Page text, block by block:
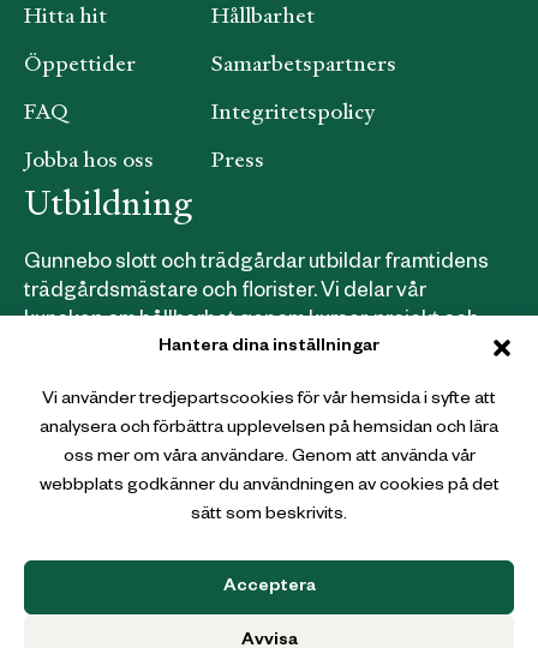
Hantera dina inställningar
Vi använder tredjepartscookies för vår hemsida i syfte att
analysera och förbättra upplevelsen på hemsidan och lära
oss mer om våra användare. Genom att använda vår
webbplats godkänner du användningen av cookies på det
sätt som beskrivits.
Acceptera
Avvisa
Gunnebo Slott och Trädgårdar
431 36 Mölndal
Hitta hit
Öppettider
FAQ
Jobba hos oss
Hållbarhet
Samarbetspartners
Integritetspolicy
Press
Utbildning
Gunnebo slott och trädgårdar utbildar framtidens
trädgårdsmästare och florister. Vi delar vår
kunskap om hållbarhet genom kurser, projekt och
Läs mer om våra utbildningar här
Webbutik